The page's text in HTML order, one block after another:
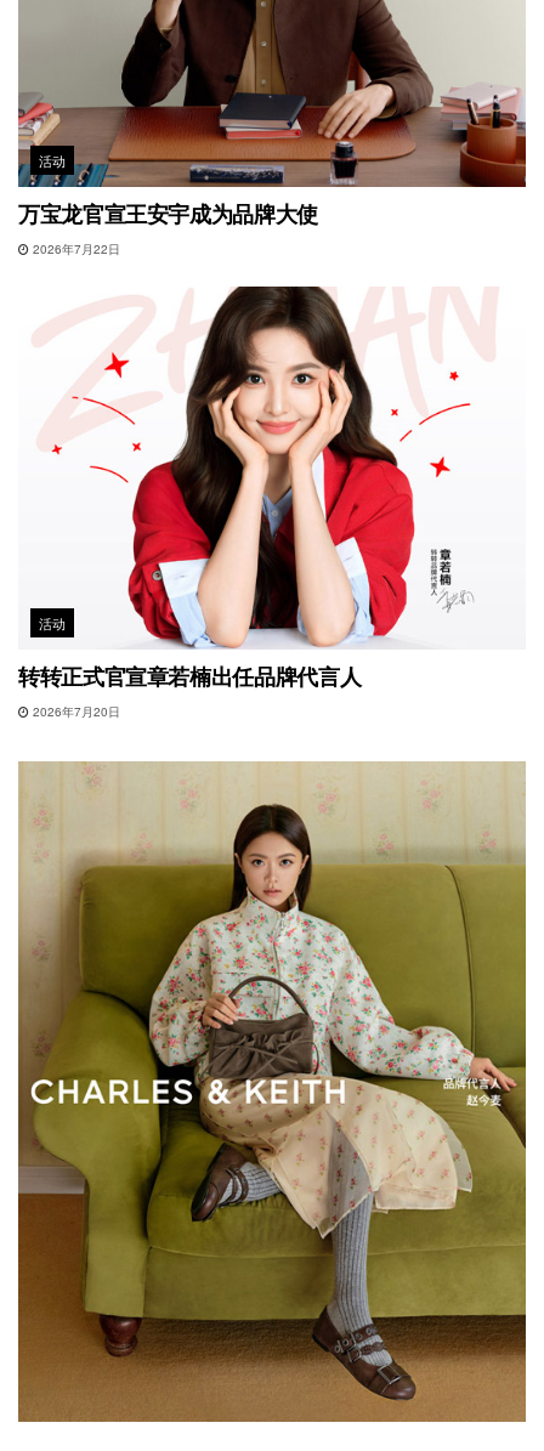
活动
万宝龙官宣王安宇成为品牌大使
2026年7月22日
活动
转转正式官宣章若楠出任品牌代言人
2026年7月20日